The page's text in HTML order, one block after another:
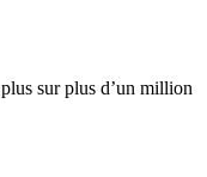
sur plus d’un million